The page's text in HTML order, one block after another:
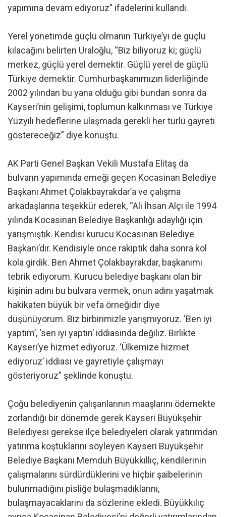
yapımına devam ediyoruz” ifadelerini kullandı.
Yerel yönetimde güçlü olmanın Türkiye’yi de güçlü
kılacağını belirten Uraloğlu, “Biz biliyoruz ki; güçlü
merkez, güçlü yerel demektir. Güçlü yerel de güçlü
Türkiye demektir. Cumhurbaşkanımızın liderliğinde
2002 yılından bu yana olduğu gibi bundan sonra da
Kayseri’nin gelişimi, toplumun kalkınması ve Türkiye
Yüzyılı hedeflerine ulaşmada gerekli her türlü gayreti
göstereceğiz” diye konuştu.
AK Parti Genel Başkan Vekili Mustafa Elitaş da
bulvarın yapımında emeği geçen Kocasinan Belediye
Başkanı Ahmet Çolakbayrakdar’a ve çalışma
arkadaşlarına teşekkür ederek, “Ali İhsan Alçı ile 1994
yılında Kocasinan Belediye Başkanlığı adaylığı için
yarışmıştık. Kendisi kurucu Kocasinan Belediye
Başkanı’dır. Kendisiyle önce rakiptik daha sonra kol
kola girdik. Ben Ahmet Çolakbayrakdar, başkanımı
tebrik ediyorum. Kurucu belediye başkanı olan bir
kişinin adını bu bulvara vermek, onun adını yaşatmak
hakikaten büyük bir vefa örneğidir diye
düşünüyorum. Biz birbirimizle yarışmıyoruz. ‘Ben iyi
yaptım’, ‘sen iyi yaptın’ iddiasında değiliz. Birlikte
Kayseri’ye hizmet ediyoruz. ‘Ülkemize hizmet
ediyoruz’ iddiası ve gayretiyle çalışmayı
gösteriyoruz” şeklinde konuştu.
Çoğu belediyenin çalışanlarının maaşlarını ödemekte
zorlandığı bir dönemde gerek Kayseri Büyükşehir
Belediyesi gerekse ilçe belediyeleri olarak yatırımdan
yatırıma koştuklarını söyleyen Kayseri Büyükşehir
Belediye Başkanı Memduh Büyükkıllıç, kendilerinin
çalışmalarını sürdürdüklerini ve hiçbir şaibelerinin
bulunmadığını pisliğe bulaşmadıklarını,
bulaşmayacaklarını da sözlerine ekledi. Büyükkılıç